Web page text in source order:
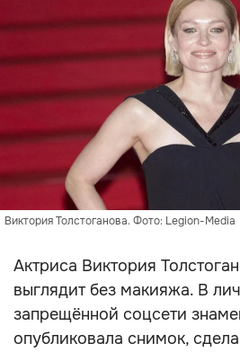
Виктория Толстоганова. Фото: Legion-Media
Актриса Виктория
выглядит без макияжа. В
запрещённой соцсети
опубликовала снимок,